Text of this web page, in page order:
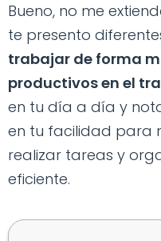
Bueno, no me
te presento
trabajar de forma
productivos en el
en tu día a día y
en tu facilidad para
realizar tareas y
eficiente.